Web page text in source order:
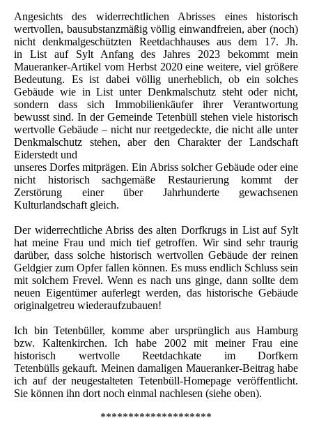
Angesichts des widerrechtlichen Abrisses eines historisch
wertvollen, bausubstanzmäßig völlig einwandfreien, aber (noch)
nicht denkmalgeschützten Reetdachhauses aus dem 17. Jh.
in List auf Sylt Anfang des Jahres 2023 bekommt mein
Maueranker-Artikel vom Herbst 2020 eine weitere, viel größere
Bedeutung. Es ist dabei völlig unerheblich, ob ein solches
Gebäude wie in List unter Denkmalschutz steht oder nicht,
sondern dass sich Immobilienkäufer ihrer Verantwortung
bewusst sind. In der Gemeinde Tetenbüll stehen viele historisch
wertvolle Gebäude – nicht nur reetgedeckte, die nicht alle unter
Denkmalschutz stehen, aber den Charakter der Landschaft
Eiderstedt und
unseres Dorfes mitprägen. Ein Abriss solcher Gebäude oder eine
nicht historisch sachgemäße Restaurierung kommt der
Zerstörung einer über Jahrhunderte gewachsenen
Kulturlandschaft gleich.
Der widerrechtliche Abriss des alten Dorfkrugs in List auf Sylt
hat meine Frau und mich tief getroffen. Wir sind sehr traurig
darüber, dass solche historisch wertvollen Gebäude der reinen
Geldgier zum Opfer fallen können. Es muss endlich Schluss sein
mit solchem Frevel. Wenn es nach uns ginge, dann sollte dem
neuen Eigentümer auferlegt werden, das historische Gebäude
originalgetreu wiederaufzubauen!
Ich bin Tetenbüller, komme aber ursprünglich aus Hamburg
bzw. Kaltenkirchen. Ich habe 2002 mit meiner Frau eine
historisch wertvolle Reetdachkate im Dorfkern
Tetenbülls gekauft. Meinen damaligen Maueranker-Beitrag habe
ich auf der neugestalteten Tetenbüll-Homepage veröffentlicht.
Sie können ihn dort noch einmal nachlesen (siehe oben).
********************